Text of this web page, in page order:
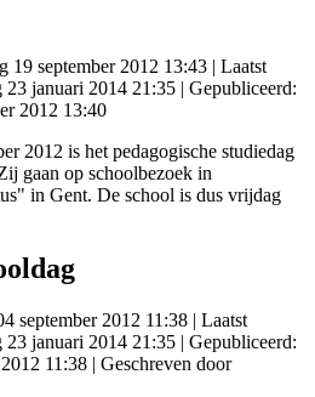
19 september 2012 13:43 | Laatst
januari 2014 21:35 | Gepubliceerd:
2012 13:40
2012 is het pedagogische studiedag
gaan op schoolbezoek in
in Gent. De school is dus vrijdag
september 2012 11:38 | Laatst
januari 2014 21:35 | Gepubliceerd:
11:38 | Geschreven door